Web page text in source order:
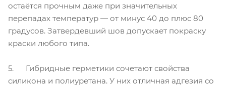
остаётся прочным даже при значительных
перепадах температур — от минус 40 до плюс 80
градусов. Затвердевший шов допускает покраску
краски любого типа.
5. Гибридные герметики сочетают свойства
силикона и полиуретана. У них отличная адгезия со